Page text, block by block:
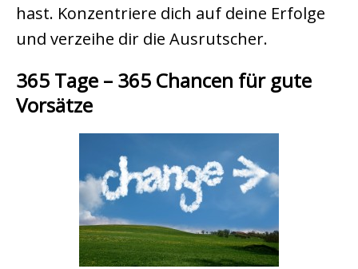
hast. Konzentriere dich auf deine Erfolge
und verzeihe dir die Ausrutscher.
365 Tage – 365 Chancen für gute
Vorsätze